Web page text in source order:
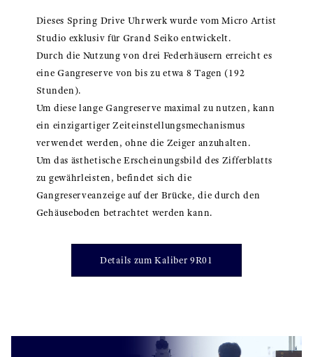
Dieses Spring Drive Uhrwerk wurde vom Micro Artist
Studio exklusiv für Grand Seiko entwickelt.
Durch die Nutzung von drei Federhäusern erreicht es
eine Gangreserve von bis zu etwa 8 Tagen (192
Stunden).
Um diese lange Gangreserve maximal zu nutzen, kann
ein einzigartiger Zeiteinstellungsmechanismus
verwendet werden, ohne die Zeiger anzuhalten.
Um das ästhetische Erscheinungsbild des Zifferblatts
zu gewährleisten, befindet sich die
Gangreserveanzeige auf der Brücke, die durch den
Gehäuseboden betrachtet werden kann.
Details zum Kaliber 9R01